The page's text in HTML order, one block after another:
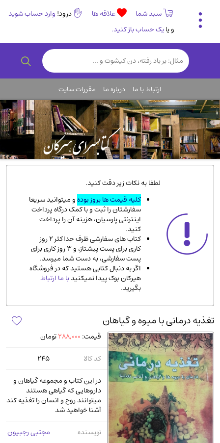
سبد شما علاقه ها درود! وارد حساب شوید
و یایک حساب باز کنید.
تاریخی و فرهنگی
(838)
رمان و داستان ایرانی(307)
روانشناسی(357)
انگلیسی و زبان خارجی(14)
کودکان و نوجوانان(76)
کتب نادر و کمیاب(19)
روانشناسی(112)
طب گیاهی و سنتی(45)
فلسفه و جامعه شناسی(151)
ادبیات و شعر
ادیان و مذاهب
دانشگاهی و آموزشی
اقتصادی، بازاریابی و مالی(56)
پزشکی(140)
کامپیوتر و نرم افزار(13)
ورزشی و تربیت بدنی(34)
آشپزی و خوراکی(25)
سرگرمی و بازی (7)
سیاسی(116)
رمان و داستان خارجی(489)
حقوقی و قانون(47)
کتاب های مصور رنگی و گلاسه(23)
ارتباط با ما درباره ما مقررات سایت
لطفا به نکات زیر دقت کنید.
کلیه قیمت ها بروز بودهو میتوانید سریعا
سفارشتان را ثبت و با کمک درگاه پرداخت
اینترنتی پارسیان، هزینه آن را پرداخت
کنید.
کتاب های سفارشی ظرف حداکثر 2 روز
کاری برای پست پیشتاز، و 3 روز کاری برای
پست سفارشی، به دست شما میرسد.
اگر به دنبال کتابی هستید که در فروشگاه
هیرکان بوک پیدا نمیکنیدبا ما ارتباط
بگیرید.
تغذیه درمانی با میوه و گیاهان
قیمت: 288,000تومان
کد کالا
245
در این کتاب و مجموعه گیاهان و
داروهایی که گیاهی هستند
میتوانند روح و انسان را تغذیه کند
آشنا خواهید شد
نویسنده
مجتبی رجبیون